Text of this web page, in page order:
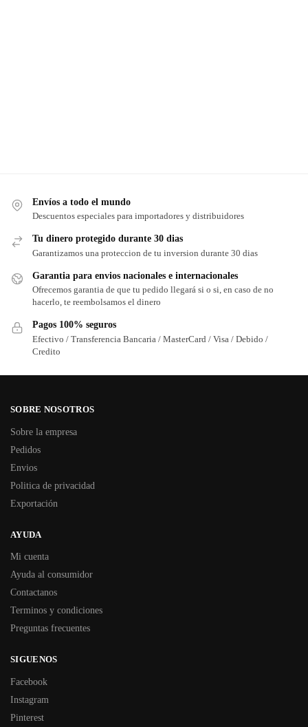
Envíos a todo el mundo
Descuentos especiales para importadores y distribuidores
Tu dinero protegido durante 30 dias
Garantizamos una proteccion de tu inversion durante 30 dias
Garantia para envios nacionales e internacionales
Ofrecemos garantia de que tu pedido llegará si o si, en caso de no
hacerlo, te reembolsamos el dinero
Pagos 100% seguros
Efectivo / Transferencia Bancaria / MasterCard / Visa / Debido /
Credito
SOBRE NOSOTROS
Sobre la empresa
Pedidos
Envios
Politica de privacidad
Exportación
AYUDA
Mi cuenta
Ayuda al consumidor
Contactanos
Terminos y condiciones
Preguntas frecuentes
SIGUENOS
Facebook
Instagram
Pinterest